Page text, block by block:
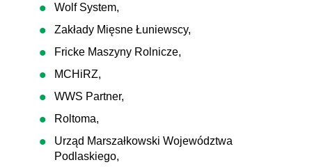
Wolf System,
Zakłady Mięsne Łuniewscy,
Fricke Maszyny Rolnicze,
MCHiRZ,
WWS Partner,
Roltoma,
Urząd Marszałkowski Województwa
Podlaskiego,